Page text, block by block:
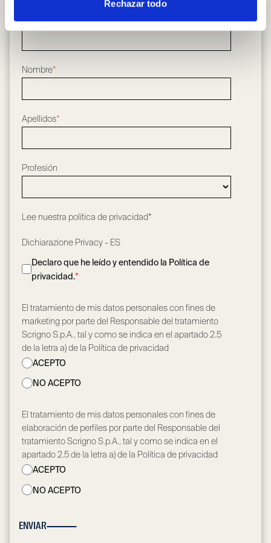
Rechazar todo
Email*
Nombre*
Apellidos*
Profesión
Lee nuestra política de privacidad*
Dichiarazione Privacy - ES
Declaro que he leído y entendido la Política de
privacidad.*
El tratamiento de mis datos personales con fines de
marketing por parte del Responsable del tratamiento
Scrigno S.p.A., tal y como se indica en el apartado 2.5
de la letra a) de la Política de privacidad
ACEPTO
NO ACEPTO
El tratamiento de mis datos personales con fines de
elaboración de perfiles por parte del Responsable del
tratamiento Scrigno S.p.A., tal y como se indica en el
apartado 2.5 de la letra a) de la Política de privacidad
ACEPTO
NO ACEPTO
ENVIAR